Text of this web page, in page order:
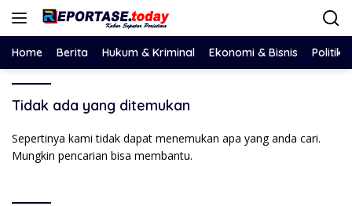
Langsung
Home Berita Hukum & Kriminal Ekonomi & Bisnis Politik
Tidak ada yang ditemukan
Sepertinya kami tidak dapat menemukan apa yang anda cari.
Mungkin pencarian bisa membantu.